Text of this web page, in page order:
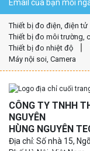
Email của bạn mỗi
Thiết bị đo điện, điện tử
Thiết bị đo môi trường,
Thiết bị đo nhiệt độ
Máy nội soi, Camera
CÔNG TY TNHH
NGUYÊN
HÙNG NGUYÊN
Địa chỉ: Số nhà 15,